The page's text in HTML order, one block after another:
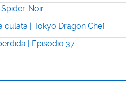
Spider-Noir
culata | Tokyo Dragon Chef
| Episodio 37